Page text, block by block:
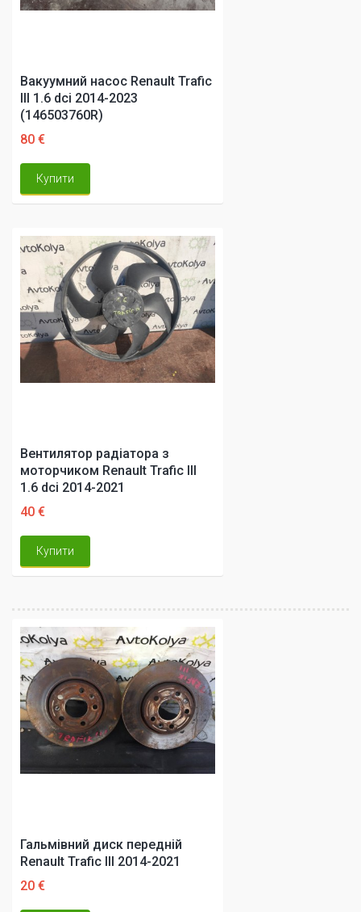
Вакуумний насос Renault Trafic
III 1.6 dci 2014-2023
(146503760R)
80 €
Купити
Вентилятор радіатора з
моторчиком Renault Trafic III
1.6 dci 2014-2021
40 €
Купити
Гальмівний диск передній
Renault Trafic III 2014-2021
20 €